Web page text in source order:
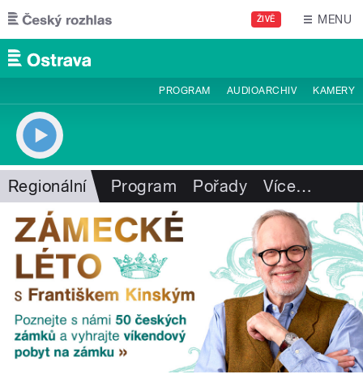
Přejít k hlavnímu obsahu
ŽIVĚ MENU
PROGRAM AUDIOARCHIV KAMERY
Regionální Program Pořady Více…